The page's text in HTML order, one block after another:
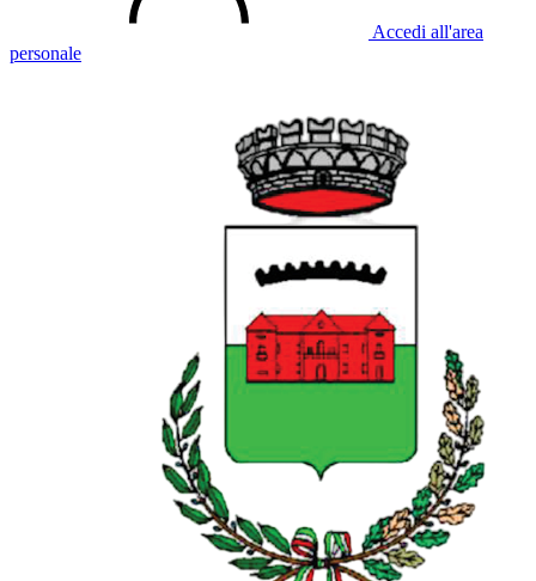
Accedi all'area
personale